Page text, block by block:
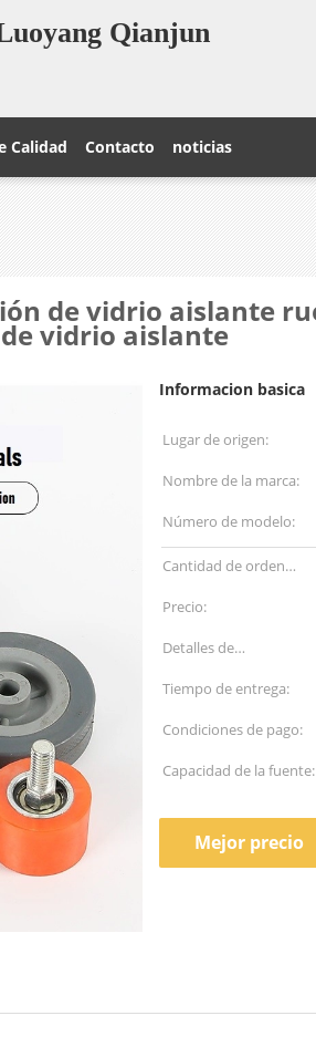
Qianjun
Calidad Contacto noticias
de vidrio aislante
vidrio aislante
Informacion basica
Lugar de origen:
Nombre de la marca:
Número de modelo:
Cantidad de orden
mínima:
Precio:
Detalles de
empaquetado:
Tiempo de entrega:
Condiciones de pago:
Capacidad de la fuente:
Mejor precio